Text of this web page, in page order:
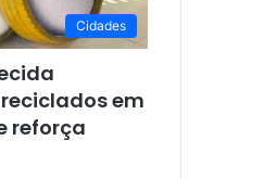
Cidades
em
reforça